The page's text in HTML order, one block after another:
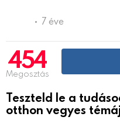
7 éve
454
Megosztás
Teszteld le a
otthon vegyes